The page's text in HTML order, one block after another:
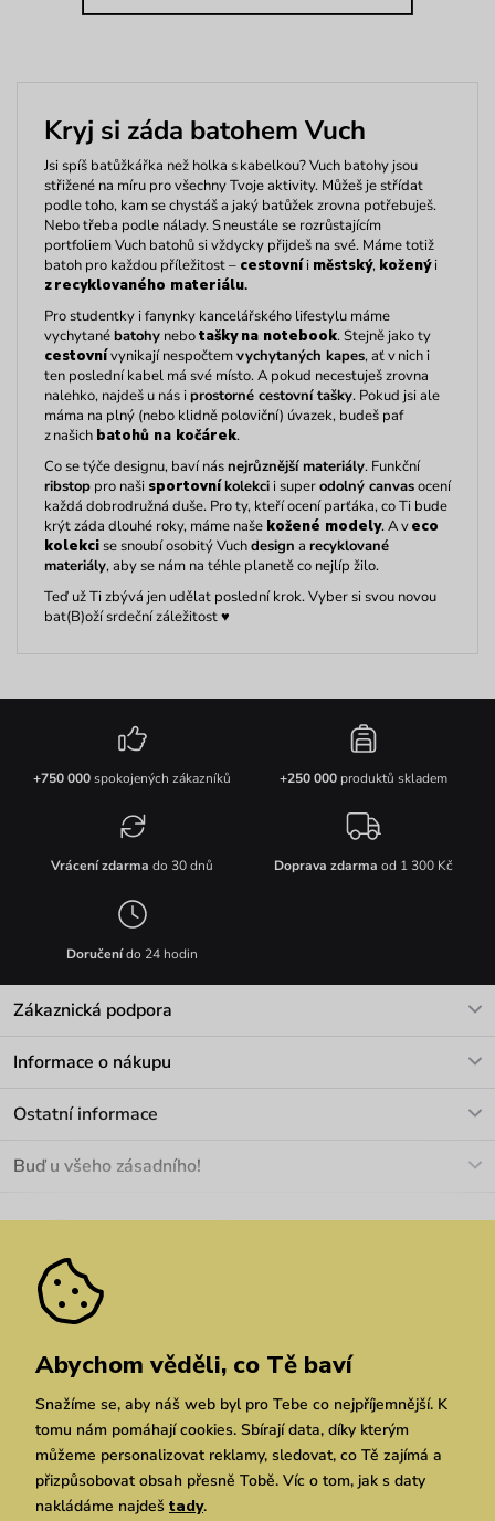
Kryj si záda batohem Vuch
Jsi spíš batůžkářka než holka s kabelkou?Vuch batohy jsou
střižené na míru pro všechny Tvoje aktivity. Můžeš je střídat
podle toho, kam se chystáš a jaký batůžek zrovna potřebuješ.
Nebo třeba podle nálady. Sneustále se rozrůstajícím
portfoliemVuch batohůsi vždycky přijdeš na své. Máme totiž
batoh pro každou příležitost– cestovníi městský, koženýi
z recyklovaného materiálu.
Pro studentky i fanynky kancelářského lifestylu máme
vychytanébatohy nebotašky na notebook.Stejně jako ty
cestovnívynikají nespočtemvychytaných kapes, ať v nich i
ten poslední kabel má své místo. A pokud necestuješ zrovna
nalehko, najdeš u nás iprostorné cestovní tašky. Pokud jsi ale
máma na plný (nebo klidně poloviční) úvazek, budeš paf
z našich batohů na kočárek.
Co se týče designu, baví násnejrůznější materiály. Funkční
ribstop pro naši sportovníkolekcii superodolný canvasocení
každá dobrodružná duše. Pro ty, kteří ocení parťáka,coTi bude
krýt záda dlouhé roky, máme naše kožené modely. A veco
kolekcise snoubí osobitýVuchdesign a recyklované
materiály, aby se nám na téhle planetě co nejlíp žilo.
Teď už Ti zbývá jen udělat poslední krok. Vyber si svou novou
bat(B)ožísrdeční záležitost♥
+750 000spokojených zákazníků +250 000produktů skladem
Vrácení zdarma do 30 dnů Doprava zdarma od 1 300 Kč
Doručenído 24 hodin
Zákaznická podpora
Informace o nákupu
Materiály a údržba
Pozáruční opravy
Ostatní informace
Velkoobchod
We Care
Dárkové poukazy
Vuchlook
Prodejny
Praha Brno Chrudim
Buď u všeho zásadního!
Zásady ochrany osobních údajů
Abychom věděli, co Tě baví
Snažíme se, aby náš web byl pro Tebe co nejpříjemnější. K
tomu nám pomáhají cookies. Sbírají data, díky kterým
můžeme personalizovat reklamy, sledovat, co Tě zajímá a
přizpůsobovat obsah přesně Tobě. Víc o tom, jak s daty
nakládáme najdeš tady.